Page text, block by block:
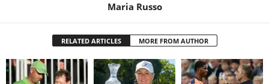
Maria Russo
RELATED ARTICLES MORE FROM AUTHOR